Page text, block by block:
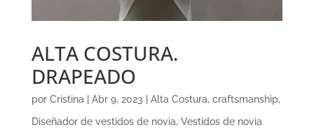
ALTA COSTURA.
DRAPEADO
por Cristina| Abr 9, 2023 Alta Costura, craftsmanship,
Diseñador de vestidos de novia, Vestidos de novia